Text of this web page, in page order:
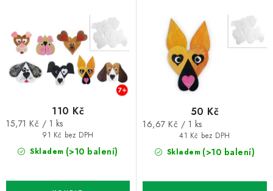
Skladem (>10 balení)
91 Kč bez DPH
110 Kč
Měrná
15,71 Kč / 1 ks
Skladem (>10 balení)
41 Kč bez DPH
50 Kč
Měrná
16,67 Kč / 1 ks